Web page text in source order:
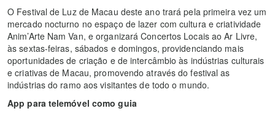
O Festival de Luz de Macau deste ano trará pela primeira vez um
mercado nocturno no espaço de lazer com cultura e criatividade
Anim’Arte Nam Van, e organizará Concertos Locais ao Ar Livre,
às sextas-feiras, sábados e domingos, providenciando mais
oportunidades de criação e de intercâmbio às indústrias culturais
e criativas de Macau, promovendo através do festival as
indústrias do ramo aos visitantes de todo o mundo.
App para telemóvel como guia